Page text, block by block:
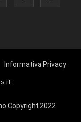
Informativa Privacy
Copyright 2022